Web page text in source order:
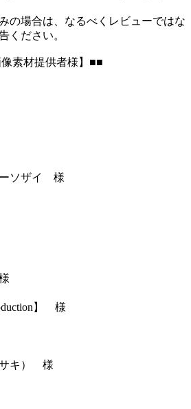
の場合は、なるべくレビューではな
ください。
素材提供者様】■■
ーソザイ 様
】 様
サキ） 様